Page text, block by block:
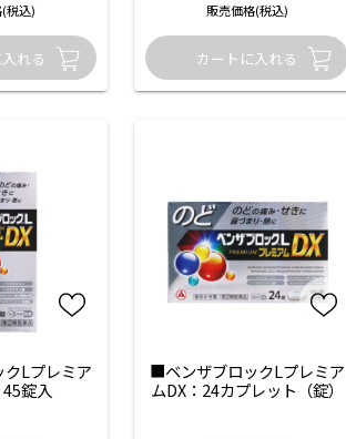
税込) 販売価格(税込)
Lプレミア
錠入
■ベンザブロックLプレミア
ムDX：24カプレット（錠）